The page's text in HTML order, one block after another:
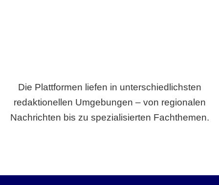
Die Plattformen liefen in unterschiedlichsten
redaktionellen Umgebungen – von regionalen
Nachrichten bis zu spezialisierten Fachthemen.